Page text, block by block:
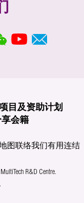
目及资助计划
会籍
图联络我们有用连结
R&D Centre.